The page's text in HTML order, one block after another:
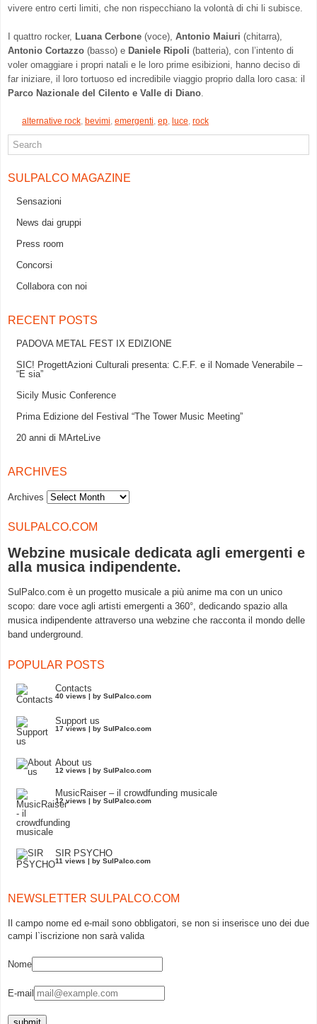
vivere entro certi limiti, che non rispecchiano la volontà di chi li subisce.
I quattro rocker, Luana Cerbone (voce), Antonio Maiuri (chitarra),
Antonio Cortazzo (basso) e Daniele Ripoli (batteria), con l’intento di
voler omaggiare i propri natali e le loro prime esibizioni, hanno deciso di
far iniziare, il loro tortuoso ed incredibile viaggio proprio dalla loro casa: il
Parco Nazionale del Cilento e Valle di Diano.
alternative rock, bevimi, emergenti, ep, luce, rock
SULPALCO MAGAZINE
Sensazioni
News dai gruppi
Press room
Concorsi
Collabora con noi
RECENT POSTS
PADOVA METAL FEST IX EDIZIONE
SIC! ProgettAzioni Culturali presenta: C.F.F. e il Nomade Venerabile –
“E sia”
Sicily Music Conference
Prima Edizione del Festival “The Tower Music Meeting”
20 anni di MArteLive
ARCHIVES
Archives
SULPALCO.COM
Webzine musicale dedicata agli emergenti e
alla musica indipendente.
SulPalco.com è un progetto musicale a più anime ma con un unico
scopo: dare voce agli artisti emergenti a 360°, dedicando spazio alla
musica indipendente attraverso una webzine che racconta il mondo delle
band underground.
POPULAR POSTS
Contacts
40 views | by SulPalco.com
Support us
17 views | by SulPalco.com
About us
12 views | by SulPalco.com
MusicRaiser – il crowdfunding musicale
12 views | by SulPalco.com
SIR PSYCHO
11 views | by SulPalco.com
NEWSLETTER SULPALCO.COM
Il campo nome ed e-mail sono obbligatori, se non si inserisce uno dei due
campi l`iscrizione non sarà valida
Nome
E-mail